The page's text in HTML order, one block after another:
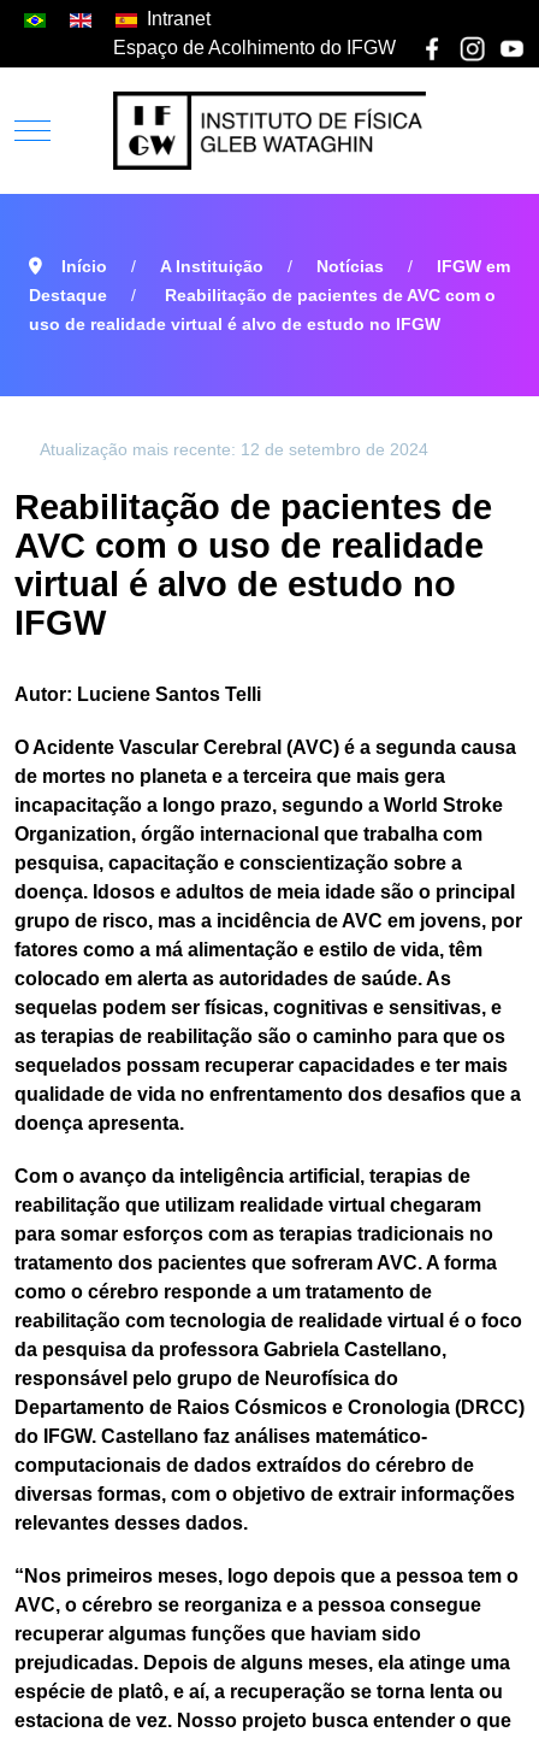
Intranet
Espaço de Acolhimento do IFGW
Início A Instituição Notícias
IFGW em
Destaque
Reabilitação de pacientes de AVC com o
uso de realidade virtual é alvo de estudo no IFGW
Atualização mais recente: 12 de setembro de 2024
Reabilitação de pacientes de
AVC com o uso de realidade
virtual é alvo de estudo no
IFGW
Autor: Luciene Santos Telli
O Acidente Vascular Cerebral (AVC) é a segunda causa
de mortes no planeta e a terceira que mais gera
incapacitação a longo prazo, segundo a World Stroke
Organization, órgão internacional que trabalha com
pesquisa, capacitação e conscientização sobre a
doença. Idosos e adultos de meia idade são o principal
grupo de risco, mas a incidência de AVC em jovens, por
fatores como a má alimentação e estilo de vida, têm
colocado em alerta as autoridades de saúde. As
sequelas podem ser físicas, cognitivas e sensitivas, e
as terapias de reabilitação são o caminho para que os
sequelados possam recuperar capacidades e ter mais
qualidade de vida no enfrentamento dos desafios que a
doença apresenta.
Com o avanço da inteligência artificial, terapias de
reabilitação que utilizam realidade virtual chegaram
para somar esforços com as terapias tradicionais no
tratamento dos pacientes que sofreram AVC. A forma
como o cérebro responde a um tratamento de
reabilitação com tecnologia de realidade virtual é o foco
da pesquisa da professora Gabriela Castellano,
responsável pelo grupo de Neurofísica do
Departamento de Raios Cósmicos e Cronologia (DRCC)
do IFGW. Castellano faz análises matemático-
computacionais de dados extraídos do cérebro de
diversas formas, com o objetivo de extrair informações
relevantes desses dados.
“Nos primeiros meses, logo depois que a pessoa tem o
AVC, o cérebro se reorganiza e a pessoa consegue
recuperar algumas funções que haviam sido
prejudicadas. Depois de alguns meses, ela atinge uma
espécie de platô, e aí, a recuperação se torna lenta ou
estaciona de vez. Nosso projeto busca entender o que